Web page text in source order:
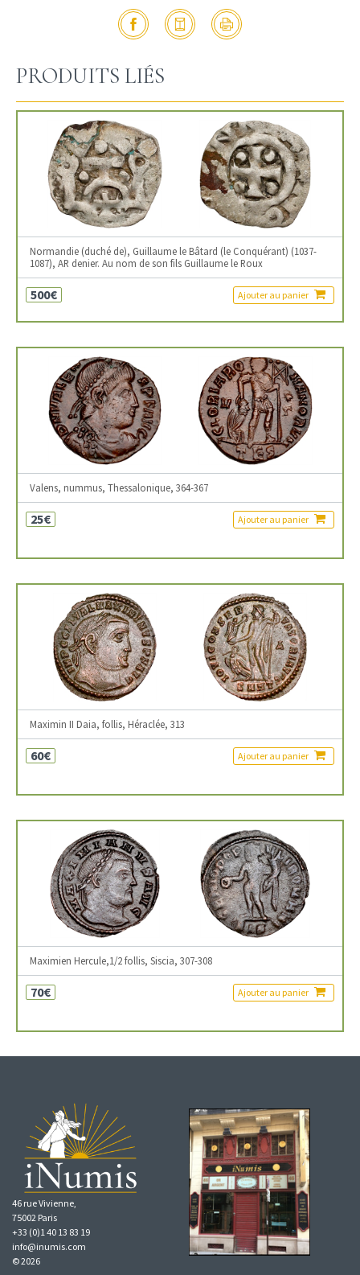
PRODUITS LIÉS
Normandie (duché de), Guillaume le Bâtard (le Conquérant) (1037-
1087), AR denier. Au nom de son fils Guillaume le Roux
500€ Ajouter au panier
Valens, nummus, Thessalonique, 364-367
25€ Ajouter au panier
Maximin II Daia, follis, Héraclée, 313
60€ Ajouter au panier
Maximien Hercule,1/2 follis, Siscia, 307-308
70€ Ajouter au panier
46 rue Vivienne,
75002 Paris
+33 (0)1 40 13 83 19
info@inumis.com
© 2026